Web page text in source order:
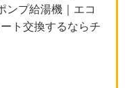
プ給湯機｜エコ
ト交換するならチ